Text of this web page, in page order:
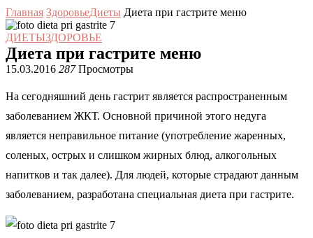
Главная ЗдоровьеДиеты Диета при гастрите меню
ДИЕТЫЗДОРОВЬЕ
Диета при гастрите меню
15.03.2016 287Просмотры
На сегодняшний день гастрит является распространенным
заболеванием ЖКТ. Основной причиной этого недуга
является неправильное питание (употребление жаренных,
соленых, острых и слишком жирных блюд, алкогольных
напитков и так далее). Для людей, которые страдают данным
заболеванием, разработана специальная диета при гастрите.